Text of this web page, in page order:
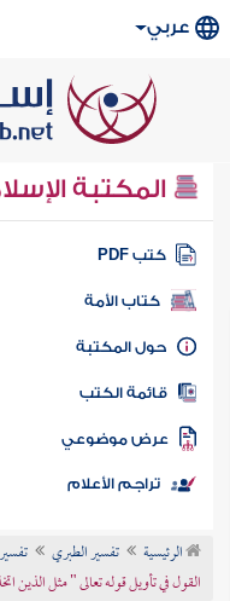
عربي
المكتبة
كتب PDF
كتاب الأمة
المكتبة
الكتب
موضوعي
تراجم الأعلام
الرئيسية تفسير الطبري
القول في تأويل قوله تعالى " مثل الذين